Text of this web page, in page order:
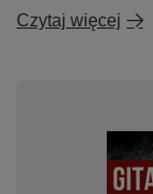
Czytaj więcej